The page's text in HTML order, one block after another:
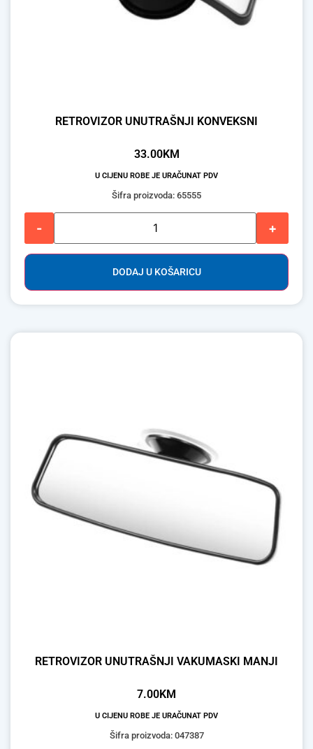
RETROVIZOR UNUTRAŠNJI KONVEKSNI
33.00KM
U CIJENU ROBE JE URAČUNAT PDV
Šifra proizvoda: 65555
- +
DODAJ U KOŠARICU
RETROVIZOR UNUTRAŠNJI VAKUMASKI MANJI
7.00KM
U CIJENU ROBE JE URAČUNAT PDV
Šifra proizvoda: 047387